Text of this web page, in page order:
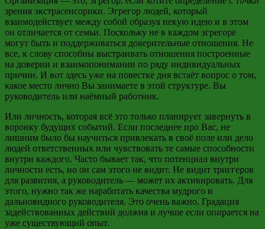
зрения экстрасенсорики. Эгрегор людей, который
взаимодействует между собой образуя некую идею и в этом
он отличается от семьи. Поскольку не в каждом эгрегоре
могут быть и поддерживаться доверительные отношения. Не
все, к слову способны выстраивать отношения построенные
на доверии и взаимопонимании по ряду индивидуальных
причин. И вот здесь уже на повестке дня встаёт вопрос о том,
какое место лично Вы занимаете в этой структуре. Вы
руководитель или наёмный работник.
Или личность, которая всё это только планирует завернуть в
воронку будущих событий. Если последнее про Вас, не
лишним было бы научиться привлекать в своё поле или дело
людей ответственных или чувствовать те самые способности
внутри каждого. Часто бывает так, что потенциал внутри
личности есть, но он сам этого не видит. Не видит триггеров
для развития, а руководитель — может их активировать. Для
этого, нужно так же наработать качества мудрого и
дальновидного руководителя. Это очень важно. Градация
задействованных действий должна и лучше если опирается на
уже существующий опыт.